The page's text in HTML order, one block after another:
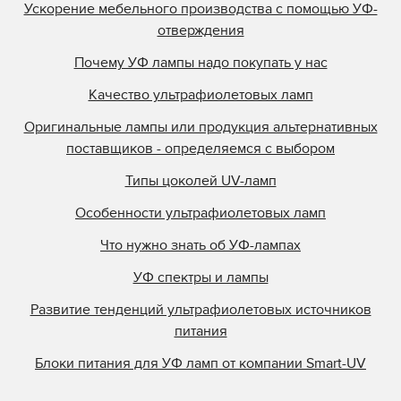
Ускорение мебельного производства с помощью УФ-
отверждения
Почему УФ лампы надо покупать у нас
Качество ультрафиолетовых ламп
Оригинальные лампы или продукция альтернативных
поставщиков - определяемся с выбором
Типы цоколей UV-ламп
Особенности ультрафиолетовых ламп
Что нужно знать об УФ-лампах
УФ спектры и лампы
Развитие тенденций ультрафиолетовых источников
питания
Блоки питания для УФ ламп от компании Smart-UV